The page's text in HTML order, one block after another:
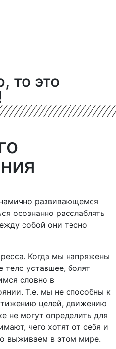
то это
развивающемся
осознанно расслаблять
собой они тесно
Когда мы напряжены
тело уставшее, болят
словно в
Т.е. мы не способны к
целей, движению
не могут определить для
чего хотят от себя и
выживаем в этом мире.